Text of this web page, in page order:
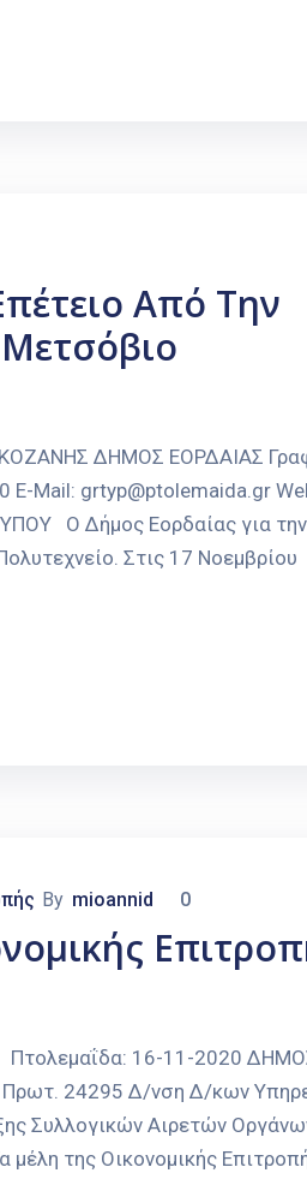
Από Την
ΔΗΜΟΣ ΕΟΡΔΑΙΑΣ
Mail: grtyp@ptolemaida.gr
Ο Δήμος Εορδαίας για
Στις 17 Νοεμβρίου
By mioannid 0
11-2020
Δ/κων
Συλλογικών Αιρετών
της Οικονομικής